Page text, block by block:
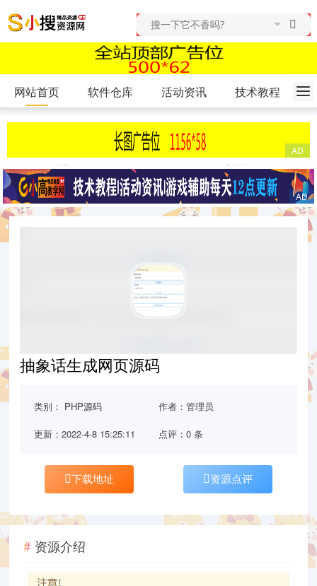
网站首页 软件仓库 活动资讯 技术教程
抽象话生成网页源码
类别： PHP源码 作者：管理员
更新：2022-4-8 15:25:11 点评：0 条
下载地址 资源点评
资源介绍